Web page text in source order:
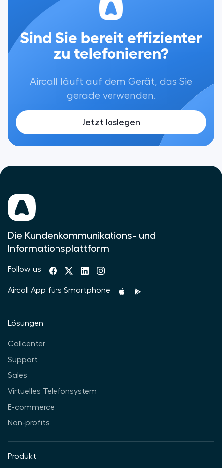
Sind Sie bereit effizienter
zu telefonieren?
Aircall läuft auf dem Gerät, das Sie
gerade verwenden.
Jetzt loslegen
Die Kundenkommunikations- und
Informationsplattform
Follow us
Aircall App fürs Smartphone
Lösungen
Callcenter
Support
Sales
Virtuelles Telefonsystem
E-commerce
Non-profits
Produkt